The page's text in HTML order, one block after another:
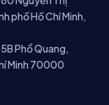
phố Hồ Chí Minh,
Phổ Quang,
Minh 70000